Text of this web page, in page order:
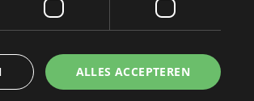
in dit artikel?
ALLES ACCEPTEREN